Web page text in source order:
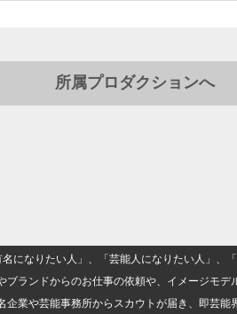
所属プロダクションへ
になりたい人」、「芸能人になりたい人」、
ランドからのお仕事の依頼や、イメージモデ
企業や芸能事務所からスカウトが届き、即芸能